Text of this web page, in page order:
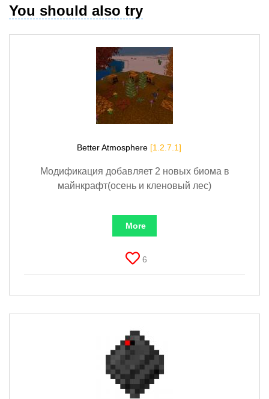
You should also try
Better Atmosphere [1.2.7.1]
Модификация добавляет 2 новых биома в
майнкрафт(осень и кленовый лес)
More
6